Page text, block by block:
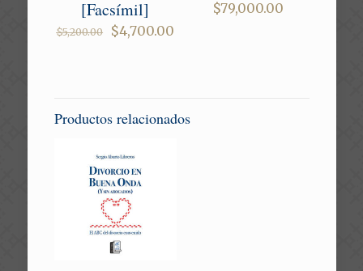
[Facsímil]
$5,200.00
Original
$4,700.00
$79,000.00
Productos relacionados